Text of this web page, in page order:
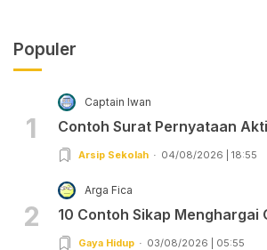
Populer
1
Captain Iwan
Contoh Surat Pernyataan
Arsip Sekolah 04/08/2026 | 18:55
2
Arga Fica
10 Contoh Sikap Menghargai
Gaya Hidup 03/08/2026 | 05:55